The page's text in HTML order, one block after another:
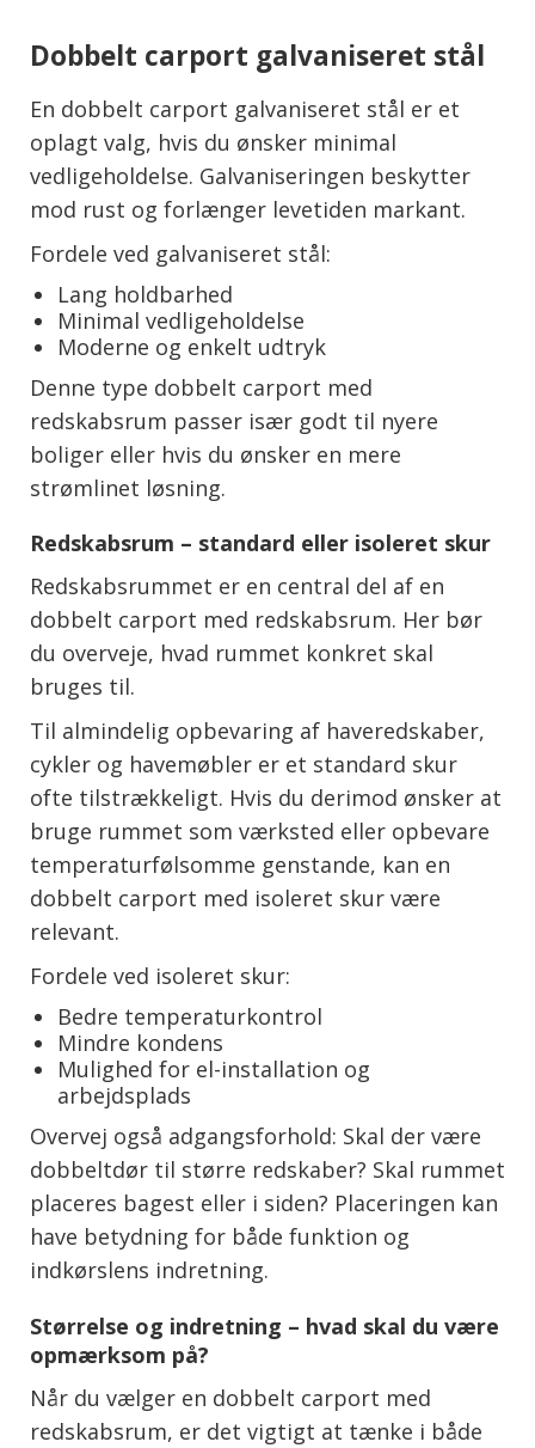
Dobbelt carport galvaniseret stål
En dobbelt carport galvaniseret stål er et
oplagt valg, hvis du ønsker minimal
vedligeholdelse. Galvaniseringen beskytter
mod rust og forlænger levetiden markant.
Fordele ved galvaniseret stål:
Lang holdbarhed
Minimal vedligeholdelse
Moderne og enkelt udtryk
Denne type dobbelt carport med
redskabsrum passer især godt til nyere
boliger eller hvis du ønsker en mere
strømlinet løsning.
Redskabsrum – standard eller isoleret skur
Redskabsrummet er en central del af en
dobbelt carport med redskabsrum. Her bør
du overveje, hvad rummet konkret skal
bruges til.
Til almindelig opbevaring af haveredskaber,
cykler og havemøbler er et standard skur
ofte tilstrækkeligt. Hvis du derimod ønsker at
bruge rummet som værksted eller opbevare
temperaturfølsomme genstande, kan en
dobbelt carport med isoleret skur være
relevant.
Fordele ved isoleret skur:
Bedre temperaturkontrol
Mindre kondens
Mulighed for el-installation og
arbejdsplads
Overvej også adgangsforhold: Skal der være
dobbeltdør til større redskaber? Skal rummet
placeres bagest eller i siden? Placeringen kan
have betydning for både funktion og
indkørslens indretning.
Størrelse og indretning – hvad skal du være
opmærksom på?
Når du vælger en dobbelt carport med
redskabsrum, er det vigtigt at tænke i både